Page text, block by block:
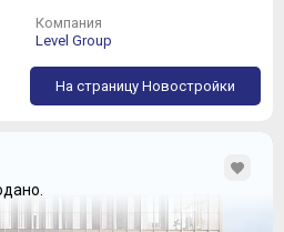
Компания
Level Group
На страницу Новостройки